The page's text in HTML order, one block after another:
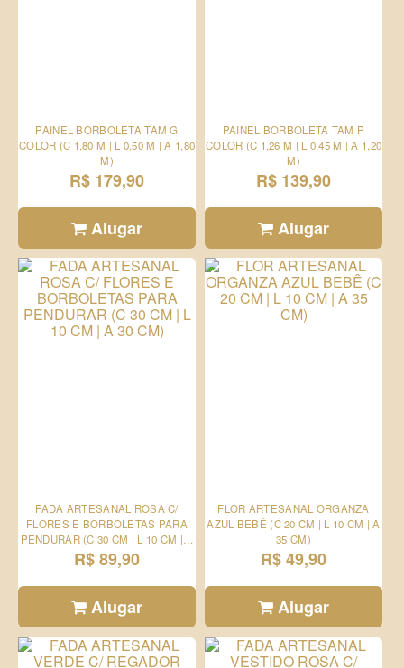
PAINEL BORBOLETA TAM G
COLOR (C 1,80 M | L 0,50 M | A 1,80
M)
R$ 179,90
Alugar
PAINEL BORBOLETA TAM P
COLOR (C 1,26 M | L 0,45 M | A 1,20
M)
R$ 139,90
Alugar
FADA ARTESANAL ROSA C/
FLORES E BORBOLETAS PARA
PENDURAR (C 30 CM | L 10 CM | A
30 CM)
R$ 89,90
Alugar
FLOR ARTESANAL ORGANZA
AZUL BEBÊ (C 20 CM | L 10 CM | A
35 CM)
R$ 49,90
Alugar